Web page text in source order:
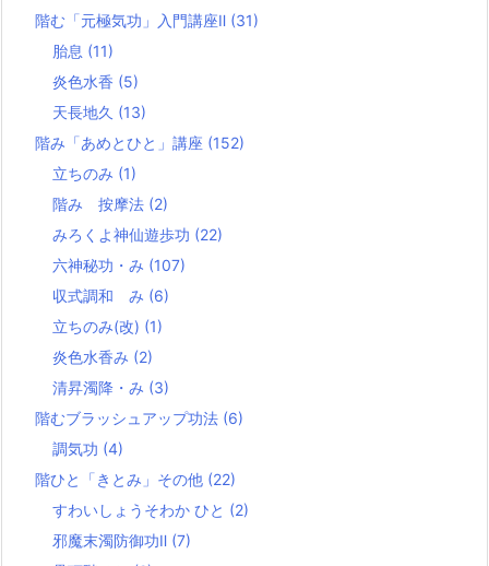
階む「元極気功」入門講座Ⅱ (31)
胎息 (11)
炎色水香 (5)
天長地久 (13)
階み「あめとひと」講座 (152)
立ちのみ (1)
階み 按摩法 (2)
みろくよ神仙遊歩功 (22)
六神秘功・み (107)
収式調和 み (6)
立ちのみ(改) (1)
炎色水香み (2)
清昇濁降・み (3)
階むブラッシュアップ功法 (6)
調気功 (4)
階ひと「きとみ」その他 (22)
すわいしょうそわか ひと (2)
邪魔末濁防御功Ⅱ (7)